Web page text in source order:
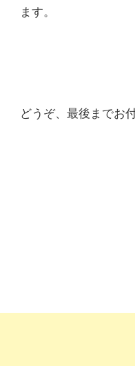
ます。
どうぞ、最後までお